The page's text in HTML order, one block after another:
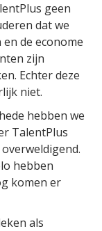
geen
dat we
de econome
zijn
Echter deze
niet.
hebben we
TalentPlus
hebben
komen er
als